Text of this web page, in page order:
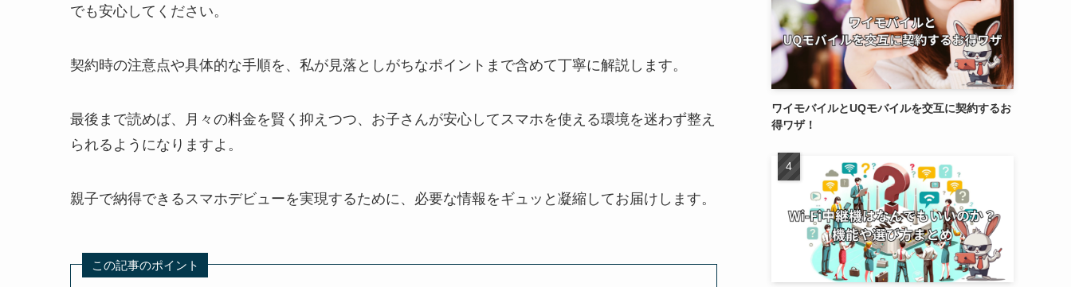
でも安心してください。
契約時の注意点や具体的な手順を、私が見落としがちなポイントまで含めて丁寧に解説します。
最後まで読めば、月々の料金を賢く抑えつつ、お子さんが安心してスマホを使える環境を迷わず整え
られるようになりますよ。
親子で納得できるスマホデビューを実現するために、必要な情報をギュッと凝縮してお届けします。
この記事のポイント
ワイモバイルとUQモバイルを交互に契約するお
得ワザ！